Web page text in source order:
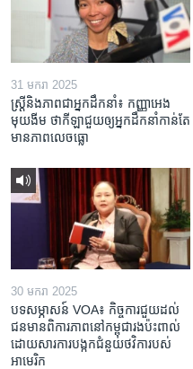
31 មករា 2025
ស្រ្តី​និង​ភាព​ជា​អ្នក​ដឹកនាំ៖ កញ្ញា​អេង
មុយងីម ថា​កីឡា​ជួយឲ្យ​អ្នកដឹកនាំ​កាន់តែ​
មាន​ភាព​លេចធ្លោ
30 មករា 2025
បទសម្ភាសន៍ VOA៖ កិច្ចការ​ជួយ​ដល់​
ជន​មាន​ពិការភាព​នៅកម្ពុជា​រង​ប៉ះពាល់​
ដោយសារ​ការ​បង្កក​ជំនួយ​ថវិកា​របស់​
អាមេរិក